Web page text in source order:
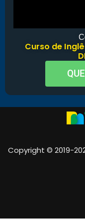
Curso de
Copyright © 2019-